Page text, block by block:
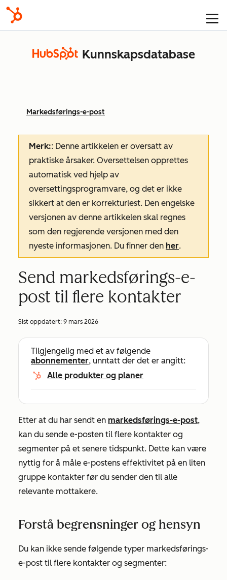
Kunnskapsdatabase
Markedsførings-e-post
Merk:: Denne artikkelen er oversatt av
praktiske årsaker. Oversettelsen opprettes
automatisk ved hjelp av
oversettingsprogramvare, og det er ikke
sikkert at den er korrekturlest. Den engelske
versjonen av denne artikkelen skal regnes
som den regjerende versjonen med den
nyeste informasjonen. Du finner den her.
Send markedsførings-e-
post til flere kontakter
Sist oppdatert: 9 mars 2026
Tilgjengelig med et av følgende
abonnementer, unntatt der det er angitt:
Alle produkter og planer
Etter at du har sendt en markedsførings-e-post,
kan du sende e-posten til flere kontakter og
segmenter på et senere tidspunkt. Dette kan være
nyttig for å måle e-postens effektivitet på en liten
gruppe kontakter før du sender den til alle
relevante mottakere.
Forstå begrensninger og hensyn
Du kan ikke sende følgende typer markedsførings-
e-post til flere kontakter og segmenter: